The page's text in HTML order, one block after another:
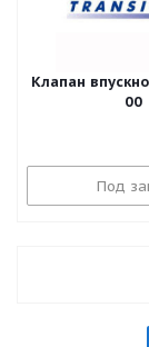
Клапан
00
Под